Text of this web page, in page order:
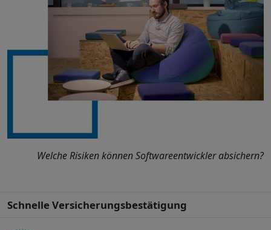
Welche Risiken können Softwareentwickler absichern?
Schnelle Versicherungsbestätigung